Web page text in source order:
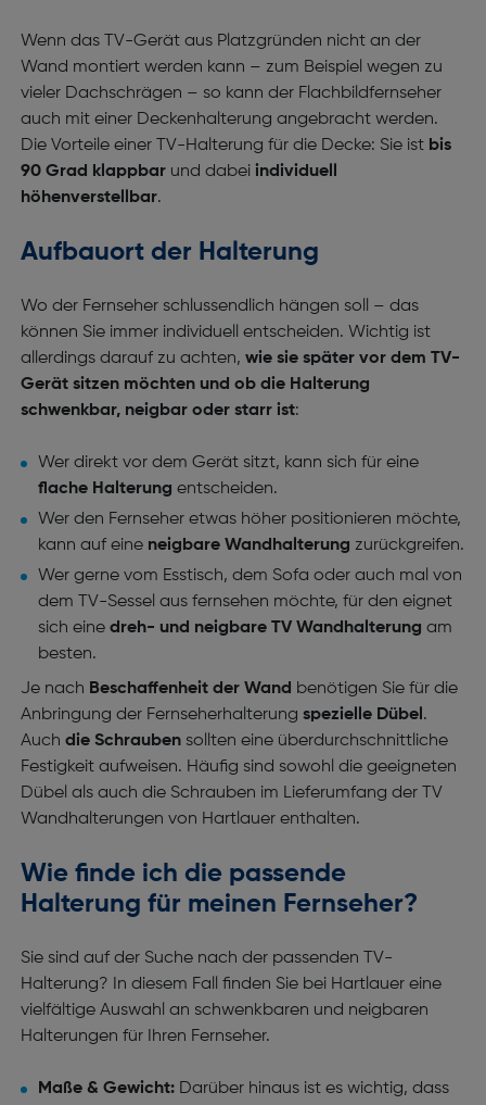
Wenn das TV-Gerät aus Platzgründen nicht an der
Wand montiert werden kann – zum Beispiel wegen zu
vieler Dachschrägen – so kann der Flachbildfernseher
auch mit einer Deckenhalterung angebracht werden.
Die Vorteile einer TV-Halterung für die Decke: Sie ist bis
90 Grad klappbarund dabei individuell
höhenverstellbar.
Aufbauort der Halterung
Wo der Fernseher schlussendlich hängen soll – das
können Sie immer individuell entscheiden. Wichtig ist
allerdings darauf zu achten, wie sie später vor dem TV-
Gerät sitzen möchten und ob die Halterung
schwenkbar, neigbar oder starr ist:
Wer direkt vor dem Gerät sitzt, kann sich für eine
flache Halterung entscheiden.
Wer den Fernseher etwas höher positionieren möchte,
kann auf eine neigbare Wandhalterung zurückgreifen.
Wer gerne vom Esstisch, dem Sofa oder auch mal von
dem TV-Sessel aus fernsehen möchte, für den eignet
sich eine dreh- und neigbare TV Wandhalterung am
besten.
Je nach Beschaffenheit der Wand benötigen Sie für die
Anbringung der Fernseherhalterung spezielle Dübel .
Auch die Schraubensollten eine überdurchschnittliche
Festigkeit aufweisen. Häufig sind sowohl die geeigneten
Dübel als auch die Schrauben im Lieferumfang der TV
Wandhalterungen von Hartlauer enthalten.
Wie finde ich die passende
Halterung für meinen Fernseher?
Sie sind auf der Suche nach der passenden TV-
Halterung? In diesem Fall finden Sie bei Hartlauer eine
vielfältige Auswahl an schwenkbaren und neigbaren
Halterungen für Ihren Fernseher.
Maße & Gewicht: Darüber hinaus ist es wichtig, dass